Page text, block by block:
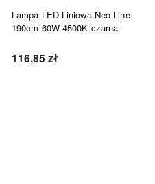
Lampa LED Liniowa Neo Line
190cm 60W 4500K czarna
116,85 zł